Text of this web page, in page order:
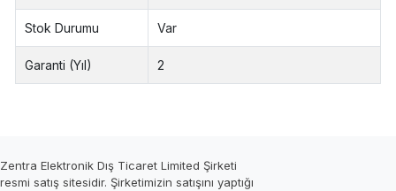
Stok Durumu Var
Garanti (Yıl) 2
Zentra Elektronik Dış Ticaret Limited Şirketi
resmi satış sitesidir. Şirketimizin satışını yaptığı